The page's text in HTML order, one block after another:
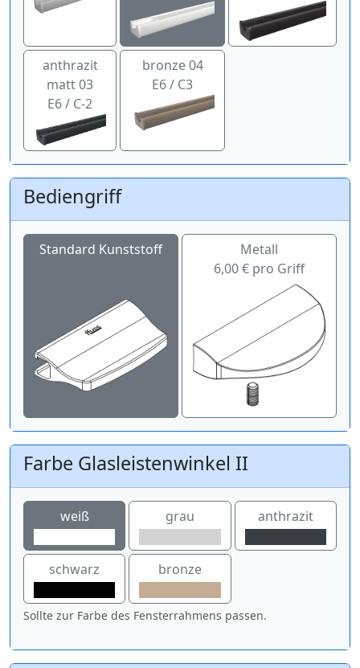
anthrazit
matt 03
E6 / C-2
bronze 04
E6 / C3
Bediengriff
Standard Kunststoff
Metall
6,00 € pro Griff
Farbe Glasleistenwinkel II
weiß grau anthrazit
schwarz bronze
Sollte zur Farbe des Fensterrahmens passen.